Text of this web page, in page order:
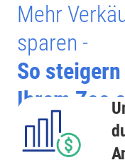
Mehr
sparen -
So
Ihrem Zoo